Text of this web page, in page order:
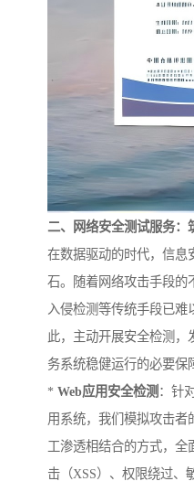
二、网络安全测试服务：
在数据驱动的时代，信息
石。随着网络攻击手段的
入侵检测等传统手段已难
此，主动开展安全检测，
务系统稳健运行的必要保
* Web应用安全检测 ：针
用系统，我们模拟攻击者
工渗透相结合的方式，全
击（XSS）、权限绕过、